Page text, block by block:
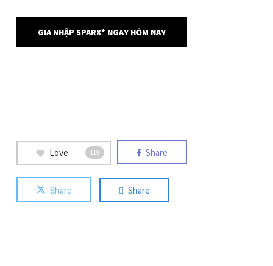
GIA NHẬP SPARX* NGAY HÔM NAY
Love 119 Share
Share Share